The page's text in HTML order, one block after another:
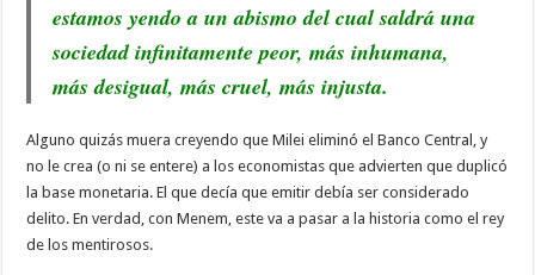
estamos yendo a un abismo del cual saldrá una
sociedad infinitamente peor, más inhumana,
más desigual, más cruel, más injusta.
Alguno quizás muera creyendo que Milei eliminó el Banco Central, y
no le crea (o ni se entere) a los economistas que advierten que duplicó
la base monetaria. El que decía que emitir debía ser considerado
delito. En verdad, con Menem, este va a pasar a la historia como el rey
de los mentirosos.